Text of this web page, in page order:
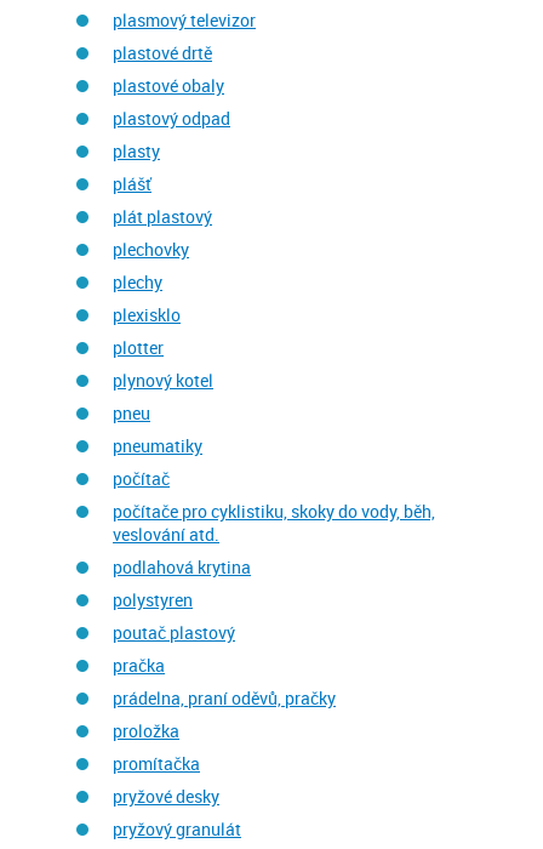
plasmový televizor
plastové drtě
plastové obaly
plastový odpad
plasty
plášť
plát plastový
plechovky
plechy
plexisklo
plotter
plynový kotel
pneu
pneumatiky
počítač
počítače pro cyklistiku, skoky do vody, běh,
veslování atd.
podlahová krytina
polystyren
poutač plastový
pračka
prádelna, praní oděvů, pračky
proložka
promítačka
pryžové desky
pryžový granulát